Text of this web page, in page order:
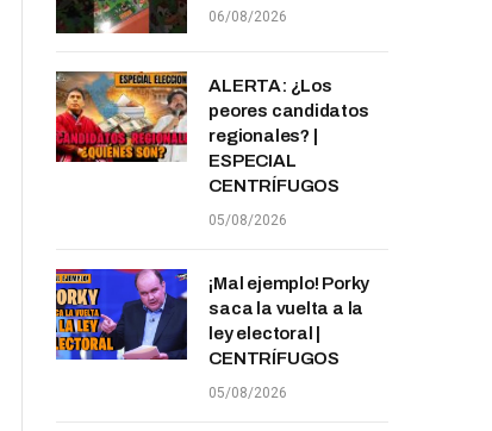
06/08/2026
ALERTA: ¿Los
peores candidatos
regionales? |
ESPECIAL
CENTRÍFUGOS
05/08/2026
¡Mal ejemplo! Porky
saca la vuelta a la
ley electoral |
CENTRÍFUGOS
05/08/2026